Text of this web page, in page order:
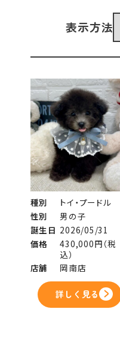
表示方法
種別
トイ・プードル
性別
男の子
誕生日 2026/05/31
価格
430,000円（税
込）
店舗
岡南店
詳しく見る